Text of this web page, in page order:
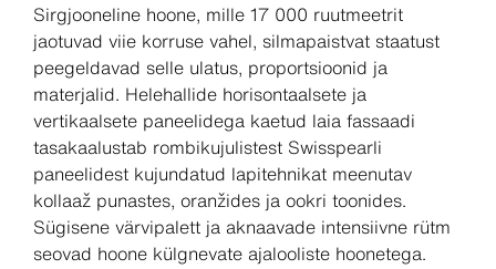
Sirgjooneline hoone, mille 17 000 ruutmeetrit
jaotuvad viie korruse vahel, silmapaistvat staatust
peegeldavad selle ulatus, proportsioonid ja
materjalid. Helehallide horisontaalsete ja
vertikaalsete paneelidega kaetud laia fassaadi
tasakaalustab rombikujulistest Swisspearli
paneelidest kujundatud lapitehnikat meenutav
kollaaž punastes, oranžides ja ookri toonides.
Sügisene värvipalett ja aknaavade intensiivne rütm
seovad hoone külgnevate ajalooliste hoonetega.